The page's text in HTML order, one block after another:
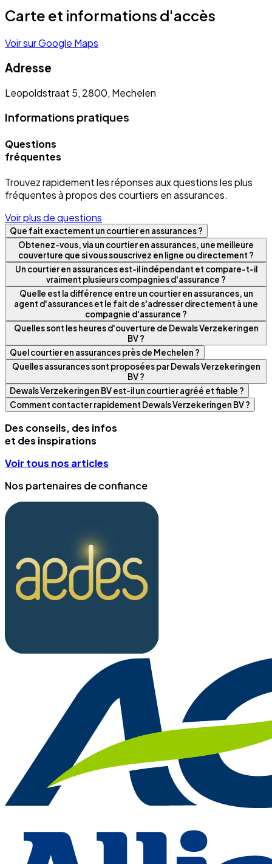
Carte et informations d'accès
Voir sur Google Maps
Adresse
Leopoldstraat 5, 2800, Mechelen
Informations pratiques
Questions
fréquentes
Trouvez rapidement les réponses aux questions les plus
fréquentes à propos des courtiers en assurances.
Voir plus de questions
Que fait exactement un courtier en assurances ?
Obtenez-vous, via un courtier en assurances, une meilleure
couverture que si vous souscrivez en ligne ou directement ?
Un courtier en assurances est-il indépendant et compare-t-il
vraiment plusieurs compagnies d'assurance ?
Quelle est la différence entre un courtier en assurances, un
agent d'assurances et le fait de s'adresser directement à une
compagnie d'assurance ?
Quelles sont les heures d'ouverture de Dewals Verzekeringen
BV ?
Quel courtier en assurances près de Mechelen ?
Quelles assurances sont proposées par Dewals Verzekeringen
BV ?
Dewals Verzekeringen BV est-il un courtier agréé et fiable ?
Comment contacter rapidement Dewals Verzekeringen BV ?
Des conseils, des infos
et des inspirations
Voir tous nos articles
Nos partenaires de confiance